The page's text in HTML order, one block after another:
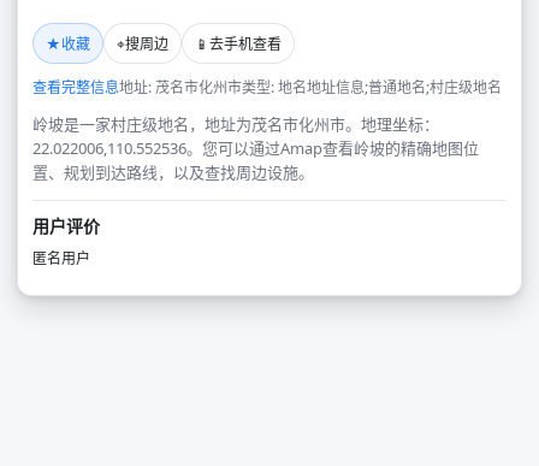
★收藏 ⌖搜周边 📱 去手机查看
查看完整信息地址: 茂名市化州市类型: 地名地址信息;普通地名;村庄级地名
岭坡是一家村庄级地名，地址为茂名市化州市。地理坐标：
22.022006,110.552536。您可以通过Amap查看岭坡的精确地图位
置、规划到达路线，以及查找周边设施。
用户评价
匿名用户